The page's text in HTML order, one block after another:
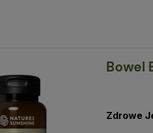
Bowel
Zdrowe